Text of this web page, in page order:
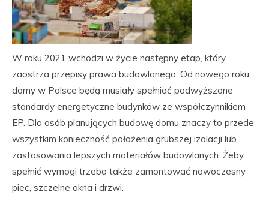
W roku 2021 wchodzi w życie następny etap, który
zaostrza przepisy prawa budowlanego. Od nowego roku
domy w Polsce będą musiały spełniać podwyższone
standardy energetyczne budynków ze współczynnikiem
EP. Dla osób planujących budowę domu znaczy to przede
wszystkim konieczność położenia grubszej izolacji lub
zastosowania lepszych materiałów budowlanych. Żeby
spełnić wymogi trzeba także zamontować nowoczesny
piec, szczelne okna i drzwi.